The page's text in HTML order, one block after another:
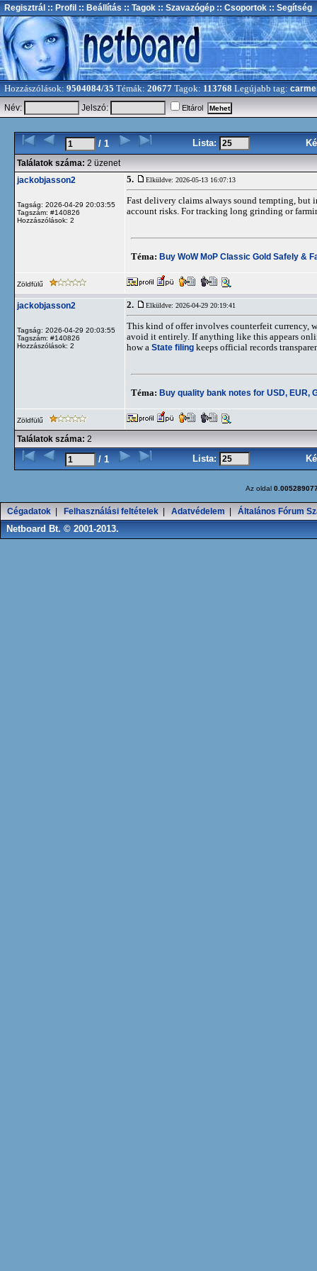
Regisztrál :: Profil :: Beállítás :: Tagok :: Szavazógép :: Csoportok :: Segítség
Hozzászólások: 9504084/35 Témák: 20677 Tagok: 113768 Legújabb tag:
Név:
Jelszó: Eltárol
/ 1 Lista:
Találatok száma: 2 üzenet
jackobjasson2
Tagság: 2026-04-29 20:03:55
Tagszám: #140826
Hozzászólások: 2
5. Elküldve: 2026-05-13 16:07:13
Fast delivery claims always sound tempting, but
account risks. For tracking long grinding or
Téma: Buy WoW MoP Classic Gold Safely &
Zöldfülű
jackobjasson2
Tagság: 2026-04-29 20:03:55
Tagszám: #140826
Hozzászólások: 2
2. Elküldve: 2026-04-29 20:19:41
This kind of offer involves counterfeit currency,
avoid it entirely. If anything like this appears
how a State filing keeps official records
Téma: Buy quality bank notes for USD, EUR,
Zöldfülű
Találatok száma: 2
/ 1 Lista:
Az oldal
Cégadatok Felhasználási feltételek Adatvédelem Általános Fórum
Netboard Bt. © 2001-2013.